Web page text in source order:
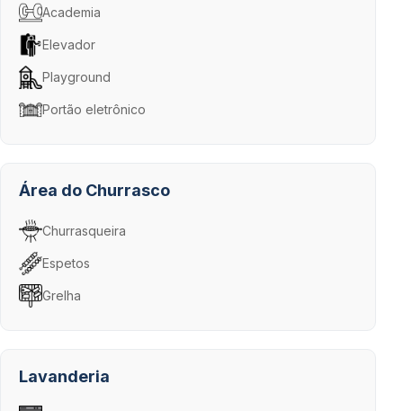
Academia
Elevador
Playground
Portão eletrônico
Área do Churrasco
Churrasqueira
Espetos
Grelha
Lavanderia